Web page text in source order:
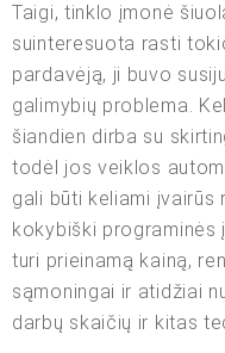
Taigi, tinklo įmonė
suinteresuota rasti
pardavėją, ji buvo
galimybių problema.
šiandien dirba su
todėl jos veiklos
gali būti keliami įvairūs
kokybiški programinės
turi prieinamą kainą,
sąmoningai ir atidžiai
darbų skaičių ir kitas